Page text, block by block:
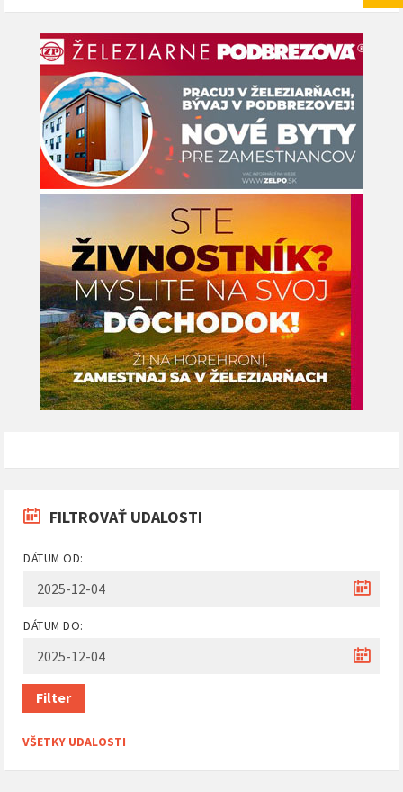
FILTROVAŤ UDALOSTI
DÁTUM OD:
DÁTUM DO:
Filter
VŠETKY UDALOSTI